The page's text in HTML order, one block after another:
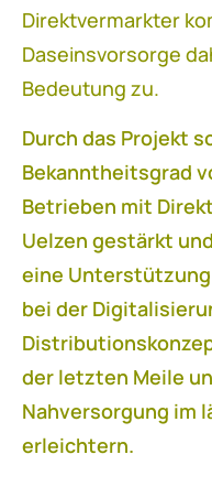
Direktvermarkter
Daseinsvorsorge
Bedeutung zu.
Durch das Projekt
Bekanntheitsgrad
Betrieben mit
Uelzen gestärkt
eine
bei der
der letzten Meile
Nahversorgung im
erleichtern.